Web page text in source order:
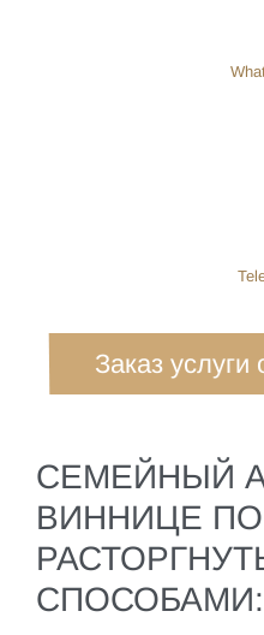
Заказ
СЕМЕЙНЫЙ
ВИННИЦЕ
СПОСОБАМИ: